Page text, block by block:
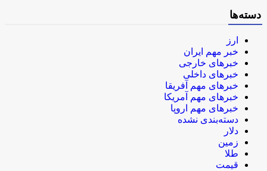
دسته‌ها
ارز
خبر مهم ایران
خبرهای خارجی
خبرهای داخلی
خبرهای مهم آفریقا
خبرهای مهم آمریکا
خبرهای مهم اروپا
دسته‌بندی نشده
دلار
زمین
طلا
قیمت